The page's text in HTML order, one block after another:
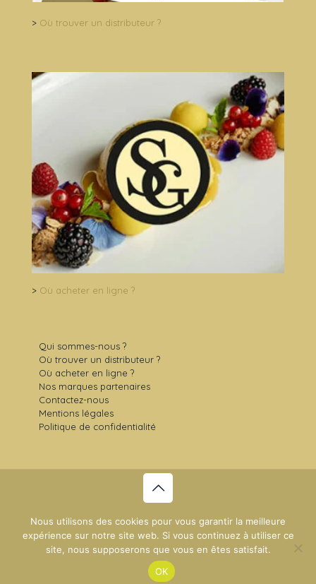
> Où trouver un distributeur ?
> Où acheter en ligne ?
Qui sommes-nous ?
Où trouver un distributeur ?
Où acheter en ligne ?
Nos marques partenaires
Contactez-nous
Mentions légales
Politique de confidentialité
© 2021 Sens Gourmet -
- Création du site :
NDSI
Nous utilisons des cookies pour vous garantir la meilleure
expérience sur notre site web. Si vous continuez à utiliser ce
site, nous supposerons que vous en êtes satisfait.
OK